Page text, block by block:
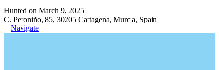
Hunted on March 9, 2025
C. Peroniño, 85, 30205 Cartagena, Murcia, Spain
Navigate